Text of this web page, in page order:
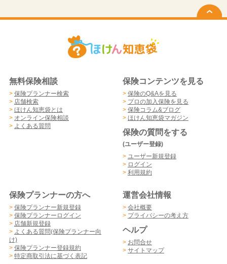
無料保険相談
> 保険プランナー検索
> 店舗検索
> ほけん知恵袋とは
> オンライン保険相談
> よくある質問
保険コンテンツを見る
> 保険のQ&Aを見る
> プロの加入保険を見る
> 保険コラム&ブログ
> ほけん知恵袋マガジン
保険の質問をする
(ユーザー登録)
> ユーザー新規登録
> ログイン
> 利用規約
保険プランナーの方へ
> 保険プランナー新規登録
> 保険プランナーログイン
> 店舗新規登録
> よくある質問(保険プランナー向
け)
> 保険プランナー登録規約
> 特定商取引法に基づく表記
運営会社情報
> 会社概要
> プライバシーの考え方
ヘルプ
> お問合せ
> サイトマップ